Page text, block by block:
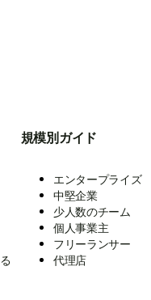
規模別ガイド
エンタープライズ
中堅企業
少人数のチーム
個人事業主
フリーランサー
代理店